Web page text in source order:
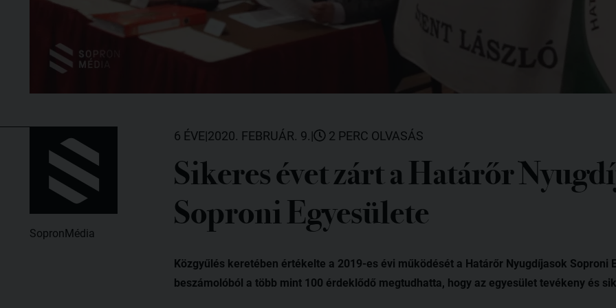
SopronMédia
6 ÉVE|2020. FEBRUÁR. 9.| 2 PERC OLVASÁS
Sikeres évet zárt a Határőr
Soproni Egyesülete
Közgyűlés keretében értékelte a 2019-es évi működését a Határőr Nyugdíjasok Soproni
beszámolóból a több mint 100 érdeklődő megtudhatta, hogy az egyesület tevékeny és